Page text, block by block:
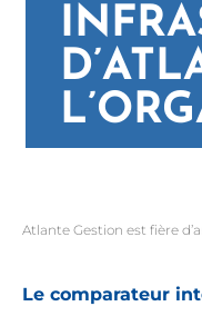
Atlante Gestion est fière
Le comparateur